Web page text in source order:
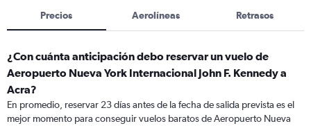
Precios Aerolíneas Retrasos
¿Con cuánta anticipación debo reservar un vuelo de
Aeropuerto Nueva York Internacional John F. Kennedy a
Acra?
En promedio, reservar 23 días antes de la fecha de salida prevista es el
mejor momento para conseguir vuelos baratos de Aeropuerto Nueva